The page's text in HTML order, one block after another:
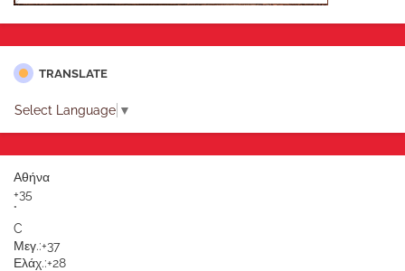
TRANSLATE
Select Language ▼
Αθήνα
+35
°
C
Μεγ.:+37
Ελάχ.:+28